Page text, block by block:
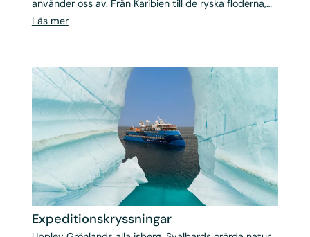
använder oss av. Från Karibien till de ryska floderna,
från Galapagos till Medelhavet.
Läs mer
Expeditions­kryssningar